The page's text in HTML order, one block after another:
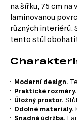
na šířku, 75 cm
laminovanou
různých interiérů.
tento stůl
Moderní design.
Praktické rozměry.
Úložný prostor.
Odolné materiály.
Snadná údržba.